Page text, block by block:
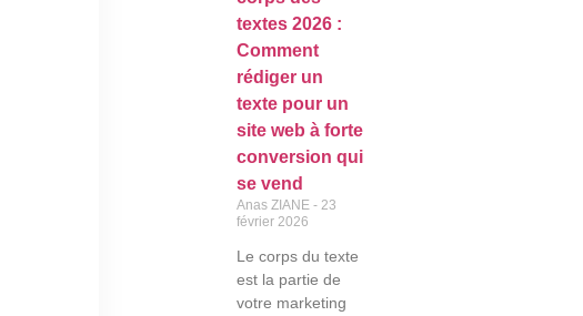
textes 2026 :
Comment
rédiger un
texte pour un
site web à forte
conversion qui
se vend
Anas ZIANE 23
février 2026
Le corps du texte
est la partie de
votre marketing